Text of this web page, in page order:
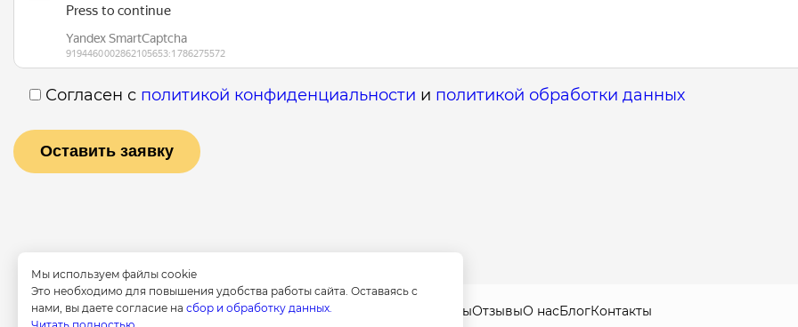
Согласен с политикой конфиденциальности и политикой обработки данных
Мы используем файлы cookie
Это необходимо для повышения удобства работы сайта. Оставаясь с
нами, вы даете согласие на сбор и обработку данных.
Услуги ЦеныОтзывыО насБлогКонтакты